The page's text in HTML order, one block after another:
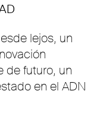
lejos, un
de futuro, un
en el ADN